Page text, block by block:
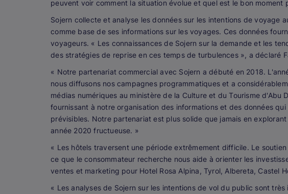
peuvent voir comment la situation évolue et quel est le bon moment
Sojern collecte et analyse les données sur les intentions de voyage
comme base de ses informations sur les voyages. Ces données
voyageurs. « Les connaissances de Sojern sur la demande et les
des stratégies de reprise en ces temps de turbulences », a déclaré
« Notre partenariat commercial avec Sojern a débuté en 2018.
nous diffusons nos campagnes programmatiques et a
médias numériques au ministère de la Culture et du Tourisme
fournissant à notre organisation des informations et des données
prévisibles. Notre partenariat est plus solide que jamais en
année 2020 fructueuse. »
« Les hôtels traversent une période extrêmement difficile. Le
ce que le consommateur recherche nous aide à orienter les
ventes et marketing pour Hotel Rosa Alpina, Tyrol, Albereta, Castel
« Les analyses de Sojern sur les intentions de vol du public sont